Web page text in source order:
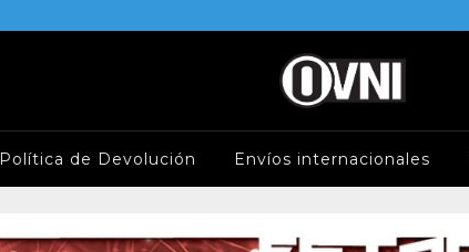
Política de Devolución Envíos internacionales